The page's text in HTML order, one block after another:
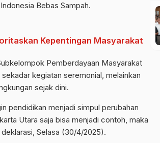
Bebas Sampah.
Kepentingan Masyarakat
Pemberdayaan Masyarakat
kegiatan seremonial, melainkan
sejak dini.
pendidikan menjadi simpul perubahan
Utara saja bisa menjadi contoh, maka
Selasa (30/4/2025).